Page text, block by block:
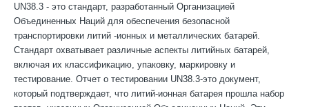
UN38.3 - это стандарт, разработанный Организацией
Объединенных Наций для обеспечения безопасной
транспортировки литий -ионных и металлических батарей.
Стандарт охватывает различные аспекты литийных батарей,
включая их классификацию, упаковку, маркировку и
тестирование. Отчет о тестировании UN38.3-это документ,
который подтверждает, что литий-ионная батарея прошла набор